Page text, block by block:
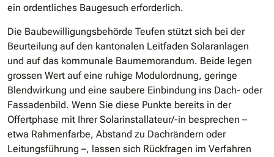
ein ordentliches Baugesuch erforderlich.
Die Baubewilligungsbehörde Teufen stützt sich bei der
Beurteilung auf den kantonalen Leitfaden Solaranlagen
und auf das kommunale Baumemorandum. Beide legen
grossen Wert auf eine ruhige Modulordnung, geringe
Blendwirkung und eine saubere Einbindung ins Dach- oder
Fassadenbild. Wenn Sie diese Punkte bereits in der
Offertphase mit Ihrer Solarinstallateur/-in besprechen –
etwa Rahmenfarbe, Abstand zu Dachrändern oder
Leitungsführung –, lassen sich Rückfragen im Verfahren